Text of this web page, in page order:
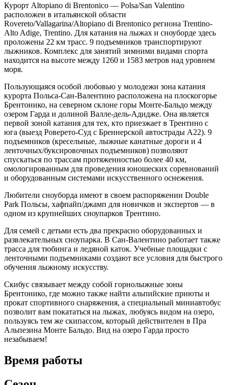
Курорт Altopiano di Brentonico — Polsa/​San Valentino
расположен в итальянской области
Rovereto/Vallagarina/Altopiano di Brentonico региона Trentino-
Alto Adige, Trentino. Для катания на лыжах и сноуборде здесь
проложены 22 км трасс. 9 подъемников транспортируют
лыжников. Комплекс для занятий зимними видами спорта
находится на высоте между 1260 и 1583 метров над уровнем
моря.
Пользующаяся особой любовью у молодежи зона катания
курорта Польса-Сан-Валентино расположена на плоскогорье
Брентонико, на северном склоне горы Монте-Бальдо между
озером Гарда и долиной Валле-дель-Адидже. Она является
первой зоной катания для тех, кто приезжает в Трентино с
юга (выезд Роверето-Суд с Бреннерской автострады А22). 9
подъемников (кресельные, лыжные канатные дороги и 4
ленточных/буксировочных подъемников) позволяют
спускаться по трассам протяженностью более 40 км,
омологированным для проведения юношеских соревнований
и оборудованным системами искусственного оснежения.
Любители сноуборда имеют в своем распоряжении Double
Park Польсы, хафпайп/джамп для новичков и экспертов — в
одном из крупнейших сноупарков Трентино.
Для семей с детьми есть два прекрасно оборудованных и
развлекательных сноупарка. В Сан-Валентино работает также
трасса для тюбинга и ледяной каток. Учебные площадки с
ленточными подъемниками создают все условия для быстрого
обучения лыжному искусству.
Скибус связывает между собой горнолыжные зоны
Брентонико, где можно также найти альпийские приюты и
прокат спортивного снаряжения, а специальный миниавтобус
позволит вам покататься на лыжах, любуясь видом на озеро,
пользуясь тем же скипассом, который действителен в Пра
Альпезина Монте Бальдо. Вид на озеро Гарда просто
незабываем!
Время работы